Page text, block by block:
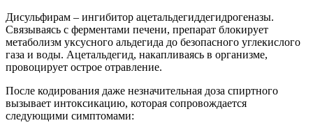
Дисульфирам – ингибитор ацетальдегиддегидрогеназы.
Связываясь с ферментами печени, препарат блокирует
метаболизм уксусного альдегида до безопасного углекислого
газа и воды. Ацетальдегид, накапливаясь в организме,
провоцирует острое отравление.
После кодирования даже незначительная доза спиртного
вызывает интоксикацию, которая сопровождается
следующими симптомами: